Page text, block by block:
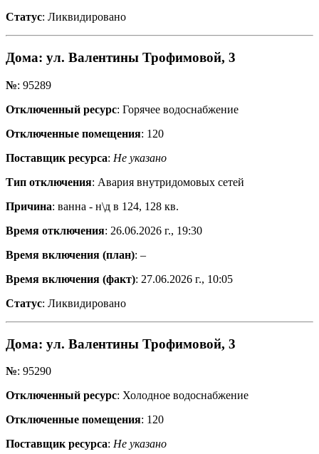
Статус: Ликвидировано
Дома: ул. Валентины Трофимовой, 3
№: 95289
Отключенный ресурс: Горячее водоснабжение
Отключенные помещения: 120
Поставщик ресурса: Не указано
Тип отключения: Авария внутридомовых сетей
Причина: ванна - н\д в 124, 128 кв.
Время отключения: 26.06.2026 г., 19:30
Время включения (план): –
Время включения (факт): 27.06.2026 г., 10:05
Статус: Ликвидировано
Дома: ул. Валентины Трофимовой, 3
№: 95290
Отключенный ресурс: Холодное водоснабжение
Отключенные помещения: 120
Поставщик ресурса: Не указано